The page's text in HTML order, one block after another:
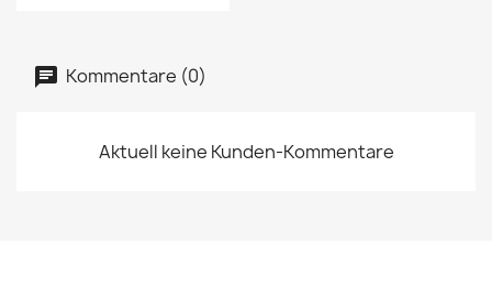
Kommentare (0)
Aktuell keine Kunden-Kommentare